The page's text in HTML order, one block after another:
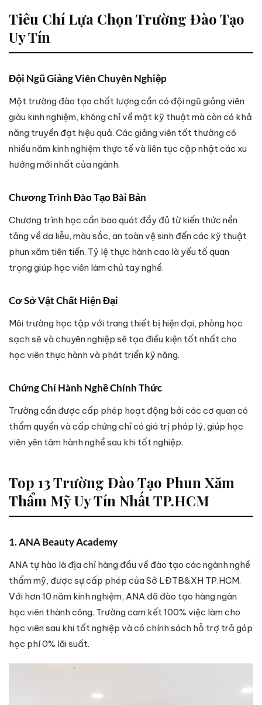
Tiêu Chí Lựa Chọn Trường Đào Tạo
Uy Tín
Đội Ngũ Giảng Viên Chuyên Nghiệp
Một trường đào tạo chất lượng cần có đội ngũ giảng viên
giàu kinh nghiệm, không chỉ về mặt kỹ thuật mà còn có khả
năng truyền đạt hiệu quả. Các giảng viên tốt thường có
nhiều năm kinh nghiệm thực tế và liên tục cập nhật các xu
hướng mới nhất của ngành.
Chương Trình Đào Tạo Bài Bản
Chương trình học cần bao quát đầy đủ từ kiến thức nền
tảng về da liễu, màu sắc, an toàn vệ sinh đến các kỹ thuật
phun xăm tiên tiến. Tỷ lệ thực hành cao là yếu tố quan
trọng giúp học viên làm chủ tay nghề.
Cơ Sở Vật Chất Hiện Đại
Môi trường học tập với trang thiết bị hiện đại, phòng học
sạch sẽ và chuyên nghiệp sẽ tạo điều kiện tốt nhất cho
học viên thực hành và phát triển kỹ năng.
Chứng Chỉ Hành Nghề Chính Thức
Trường cần được cấp phép hoạt động bởi các cơ quan có
thẩm quyền và cấp chứng chỉ có giá trị pháp lý, giúp học
viên yên tâm hành nghề sau khi tốt nghiệp.
Top 13 Trường Đào Tạo Phun Xăm
Thẩm Mỹ Uy Tín Nhất TP.HCM
1. ANA Beauty Academy
ANA tự hào là địa chỉ hàng đầu về đào tạo các ngành nghề
thẩm mỹ, được sự cấp phép của Sở LĐTB&XH TP.HCM.
Với hơn 10 năm kinh nghiệm, ANA đã đào tạo hàng ngàn
học viên thành công. Trường cam kết 100% việc làm cho
học viên sau khi tốt nghiệp và có chính sách hỗ trợ trả góp
học phí 0% lãi suất.